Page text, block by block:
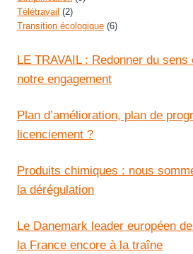
Télétravail (2)
Transition écologique (6)
LE TRAVAIL : Redonner du
notre engagement
Plan d’amélioration, plan de
licenciement ?
Produits chimiques : nous
la dérégulation
Le Danemark leader européen
la France encore à la traîne